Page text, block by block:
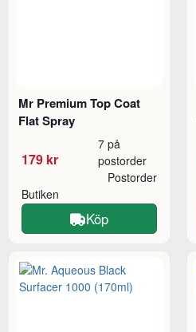
Mr Premium Top Coat
Flat Spray
179 kr
7 på
postorder
Butiken
Postorder
Köp